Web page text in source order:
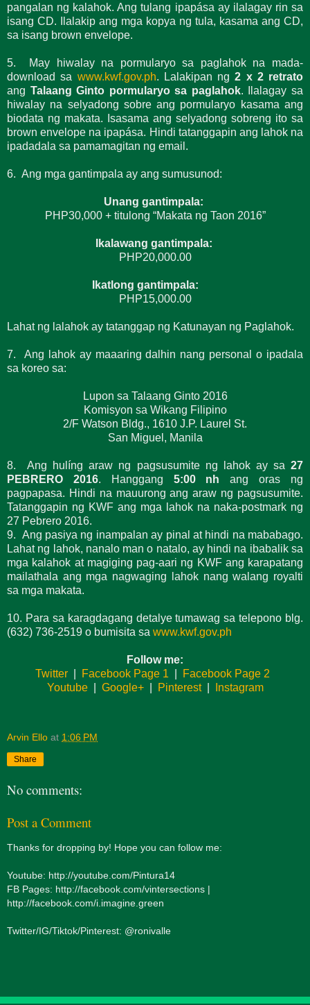
pangalan ng kalahok. Ang tulang ipapása ay ilalagay rin sa
isang CD. Ilalakip ang mga kopya ng tula, kasama ang CD,
sa isang brown envelope.
5. May hiwalay na pormularyo sa paglahok na mada-
download sa www.kwf.gov.ph. Lalakipan ng2 x 2 retrato
ang Talaang Ginto pormularyo sa paglahok. Ilalagay sa
hiwalay na selyadong sobre ang pormularyo kasama ang
biodata ng makata. Isasama ang selyadong sobreng ito sa
brown envelope na ipapása. Hindi tatanggapin ang lahok na
ipadadala sa pamamagitan ng email.
6. Ang mga gantimpala ay ang sumusunod:
Unang gantimpala:
PHP30,000 + titulong “Makata ng Taon 2016”
Ikalawang gantimpala:
PHP20,000.00
Ikatlong gantimpala:
PHP15,000.00
Lahat ng lalahok ay tatanggap ng Katunayan ng Paglahok.
7. Ang lahok ay maaaring dalhin nang personal o ipadala
sa koreo sa:
Lupon sa Talaang Ginto 2016
Komisyon sa Wikang Filipino
2/F Watson Bldg., 1610 J.P. Laurel St.
San Miguel, Manila
8. Ang hulíng araw ng pagsusumite ng lahok ay sa 27
PEBRERO 2016. Hanggang 5:00 nh ang oras ng
pagpapasa. Hindi na mauurong ang araw ng pagsusumite.
Tatanggapin ng KWF ang mga lahok na naka-postmark ng
27 Pebrero 2016.
9. Ang pasiya ng inampalan ay pinal at hindi na mababago.
Lahat ng lahok, nanalo man o natalo, ay hindi na ibabalik sa
mga kalahok at magiging pag-aari ng KWF ang karapatang
mailathala ang mga nagwaging lahok nang walang royalti
sa mga makata.
10. Para sa karagdagang detalye tumawag sa telepono blg.
(632) 736-2519 o bumisita sa www.kwf.gov.ph
Follow me:
Twitter| Facebook Page 1
Facebook Page 2
Youtube| Google+| Pinterest| Instagram
Arvin Ello at 1:06 PM
Share
No comments:
Post a Comment
Thanks for dropping by! Hope you can follow me:
Youtube: http://youtube.com/Pintura14
FB Pages: http://facebook.com/vintersections |
http://facebook.com/i.imagine.green
Twitter/IG/Tiktok/Pinterest: @ronivalle